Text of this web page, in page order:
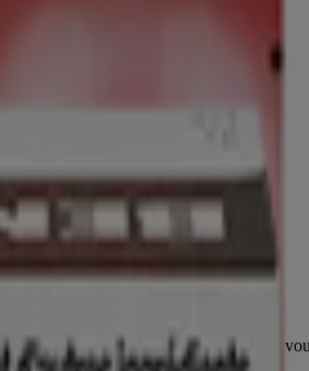
se terminant le 24 janvier 2026. Pour